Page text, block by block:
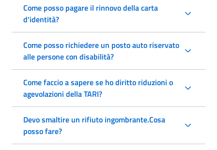
Come posso pagare il rinnovo della carta
d'identità?
Come posso richiedere un posto auto riservato
alle persone con disabilità?
Come faccio a sapere se ho diritto riduzioni o
agevolazioni della TARI?
Devo smaltire un rifiuto ingombrante.Cosa
posso fare?